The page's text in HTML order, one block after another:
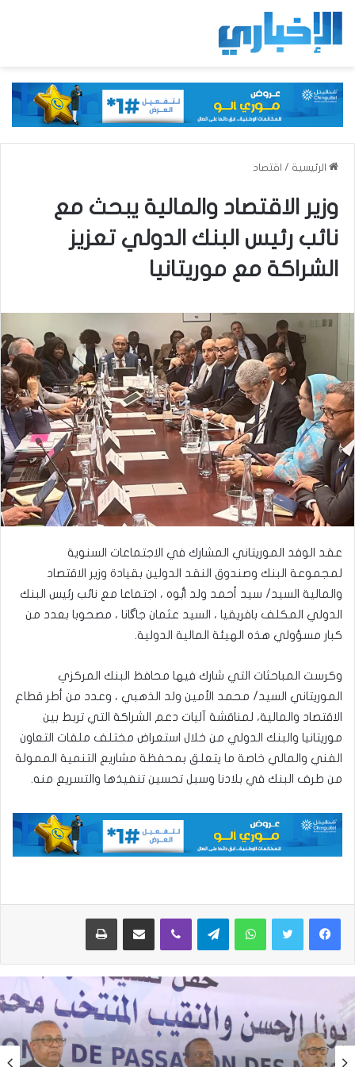
الرئيسية / اقتصاد
وزير الاقتصاد والمالية يبحث مع
نائب رئيس البنك الدولي تعزيز
الشراكة مع موريتانيا
عقد الوفد الموريتاني المشارك في الاجتماعات السنوية
لمجموعة البنك وصندوق النقد الدولين بقيادة وزير الاقتصاد
والمالية السيد/ سيد أحمد ولد ابُّوه ، اجتماعا مع نائب رئيس البنك
الدولي المكلف بافريقيا ، السيد عثمان جاگانا ، مصحوبا بعدد من
كبار مسؤولي هذه الهيئة المالية الدولية.
وكرست المباحثات التي شارك فيها محافظ البنك المركزي
الموريتاني السيد/ محمد الأمين ولد الذهبي ، وعدد من أطر قطاع
الاقتصاد والمالية، لمناقشة آليات دعم الشراكة التي تربط بين
موريتانيا والبنك الدولي من خلال استعراض مختلف ملفات التعاون
الفني والمالي خاصة ما يتعلق بمحفظة مشاريع التنمية الممولة
من طرف البنك في بلادنا وسبل تحسين تنفيذها والتسريع منه.
واتساب تيلقرام ڤايبر مشاركة عبر البريد طباعة
الأخبار